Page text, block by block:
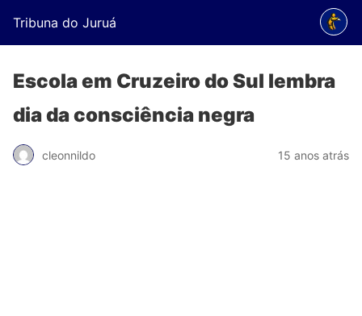
Tribuna do Juruá
Escola em Cruzeiro do Sul lembra
dia da consciência negra
cleonnildo 15 anos atrás